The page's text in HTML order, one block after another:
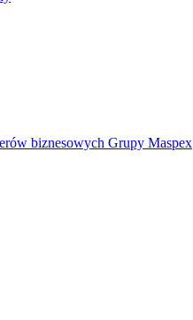
biznesowych Grupy Maspex